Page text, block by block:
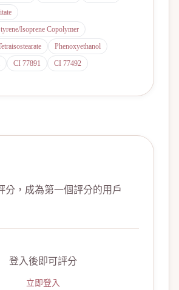
Isoprene Copolymer
Phenoxyethanol
CI 77891 CI 77492
分，成為第一個評分的用戶
登入後即可評分
立即登入